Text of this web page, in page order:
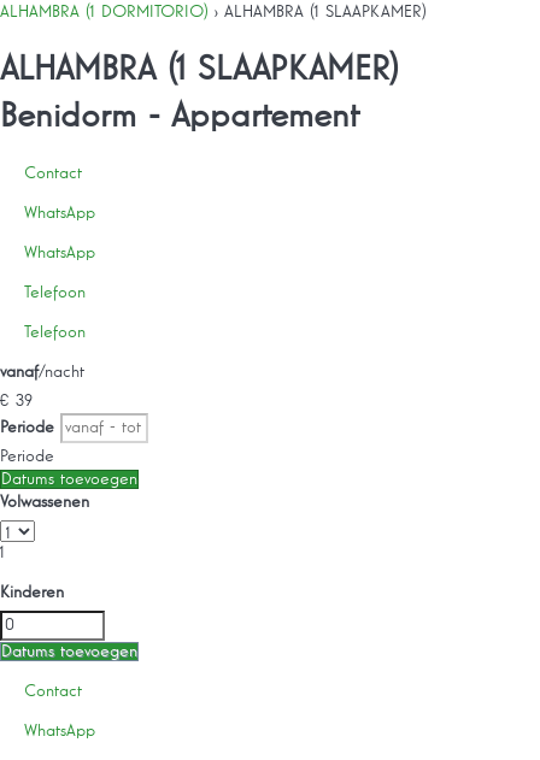
ALHAMBRA (1 DORMITORIO) › ALHAMBRA (1 SLAAPKAMER)
ALHAMBRA (1 SLAAPKAMER)
Benidorm - Appartement
Contact
WhatsApp
WhatsApp
Telefoon
Telefoon
vanaf/nacht
€ 39
Periode
Periode
Datums toevoegen
Volwassenen
1
Kinderen
Datums toevoegen
Contact
WhatsApp